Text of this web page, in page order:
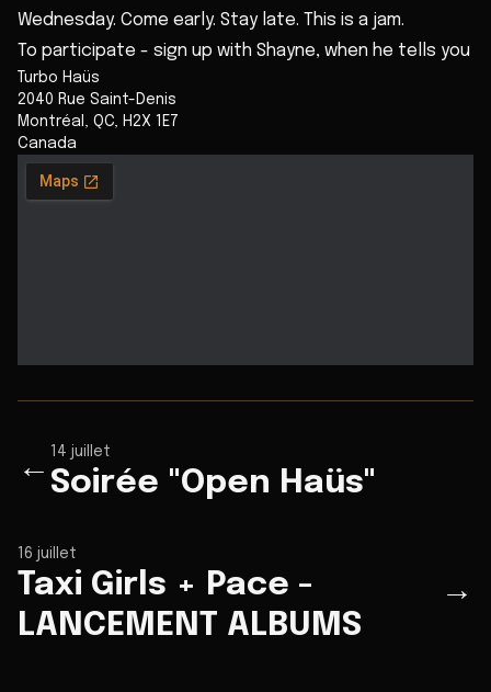
Wednesday. Come early. Stay late. This is a jam.
To participate - sign up with Shayne, when he tells you
Turbo Haüs
2040 Rue Saint-Denis
Montréal , QC, H2X 1E7
Canada
←
14 juillet
Soirée "Open Haüs"
16 juillet
Taxi Girls + Pace -
LANCEMENT ALBUMS
→